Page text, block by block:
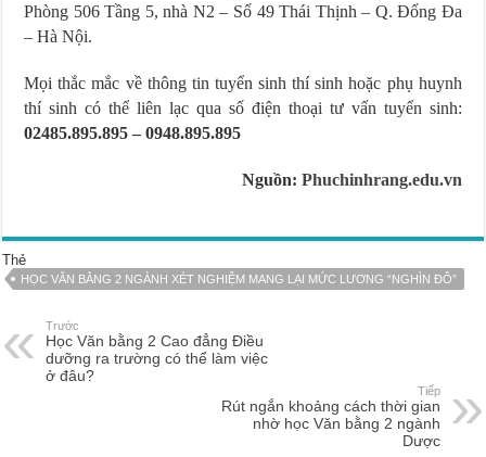
Phòng 506 Tầng 5, nhà N2 – Số 49 Thái Thịnh – Q. Đống Đa
– Hà Nội.
Mọi thắc mắc về thông tin tuyển sinh thí sinh hoặc phụ huynh
thí sinh có thể liên lạc qua số điện thoại tư vấn tuyển sinh:
02485.895.895 – 0948.895.895
Nguồn: Phuchinhrang.edu.vn
Thẻ
HỌC VĂN BẰNG 2 NGÀNH XÉT NGHIỆM MANG LẠI MỨC LƯƠNG “NGHÌN ĐÔ”
Trước
Học Văn bằng 2 Cao đẳng Điều
dưỡng ra trường có thể làm việc
ở đâu?
Tiếp
Rút ngắn khoảng cách thời gian
nhờ học Văn bằng 2 ngành
Dược